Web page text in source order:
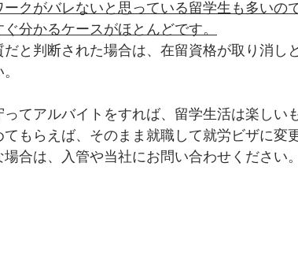
ークがバレないと思っている留学生も多いの
分かるケースがほとんどです。
だと判断された場合は、在留資格が取り消し
ってアルバイトをすれば、留学生活は楽しい
てもらえば、そのまま就職して就労ビザに変
場合は、入管や当社にお問い合わせください。